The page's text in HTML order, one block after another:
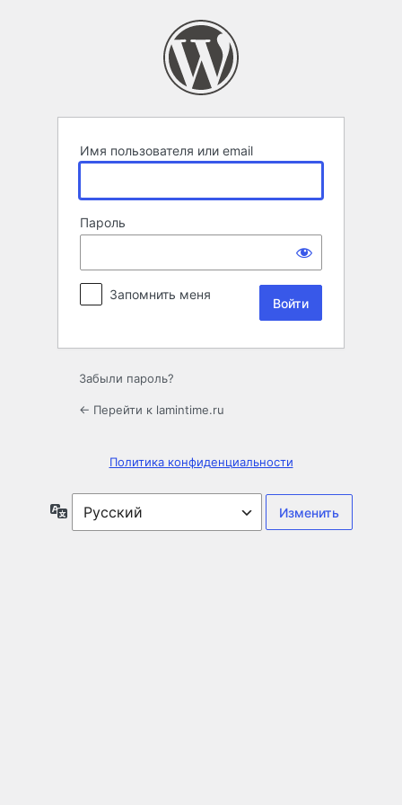
Имя пользователя или email
Пароль
Запомнить меня
Забыли пароль?
← Перейти к lamintime.ru
Политика конфиденциальности
Язык